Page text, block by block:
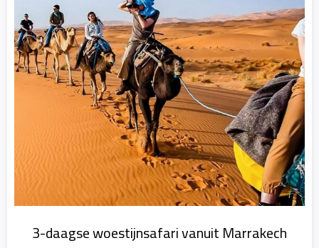
3-daagse woestijnsafari vanuit Marrakech